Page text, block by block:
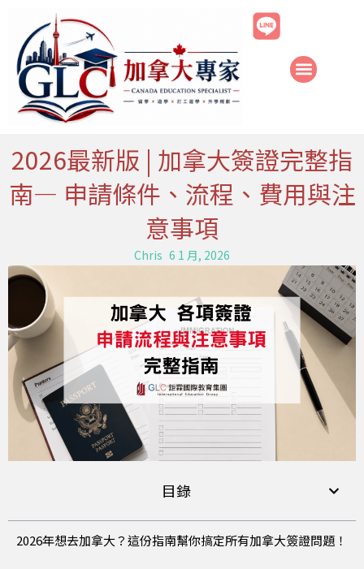
2026最新版 | 加拿大簽證完整指
南— 申請條件、流程、費用與注
意事項
Chris 6 1 月, 2026
目錄
2026年想去加拿大？這份指南幫你搞定所有加拿大簽證問題！